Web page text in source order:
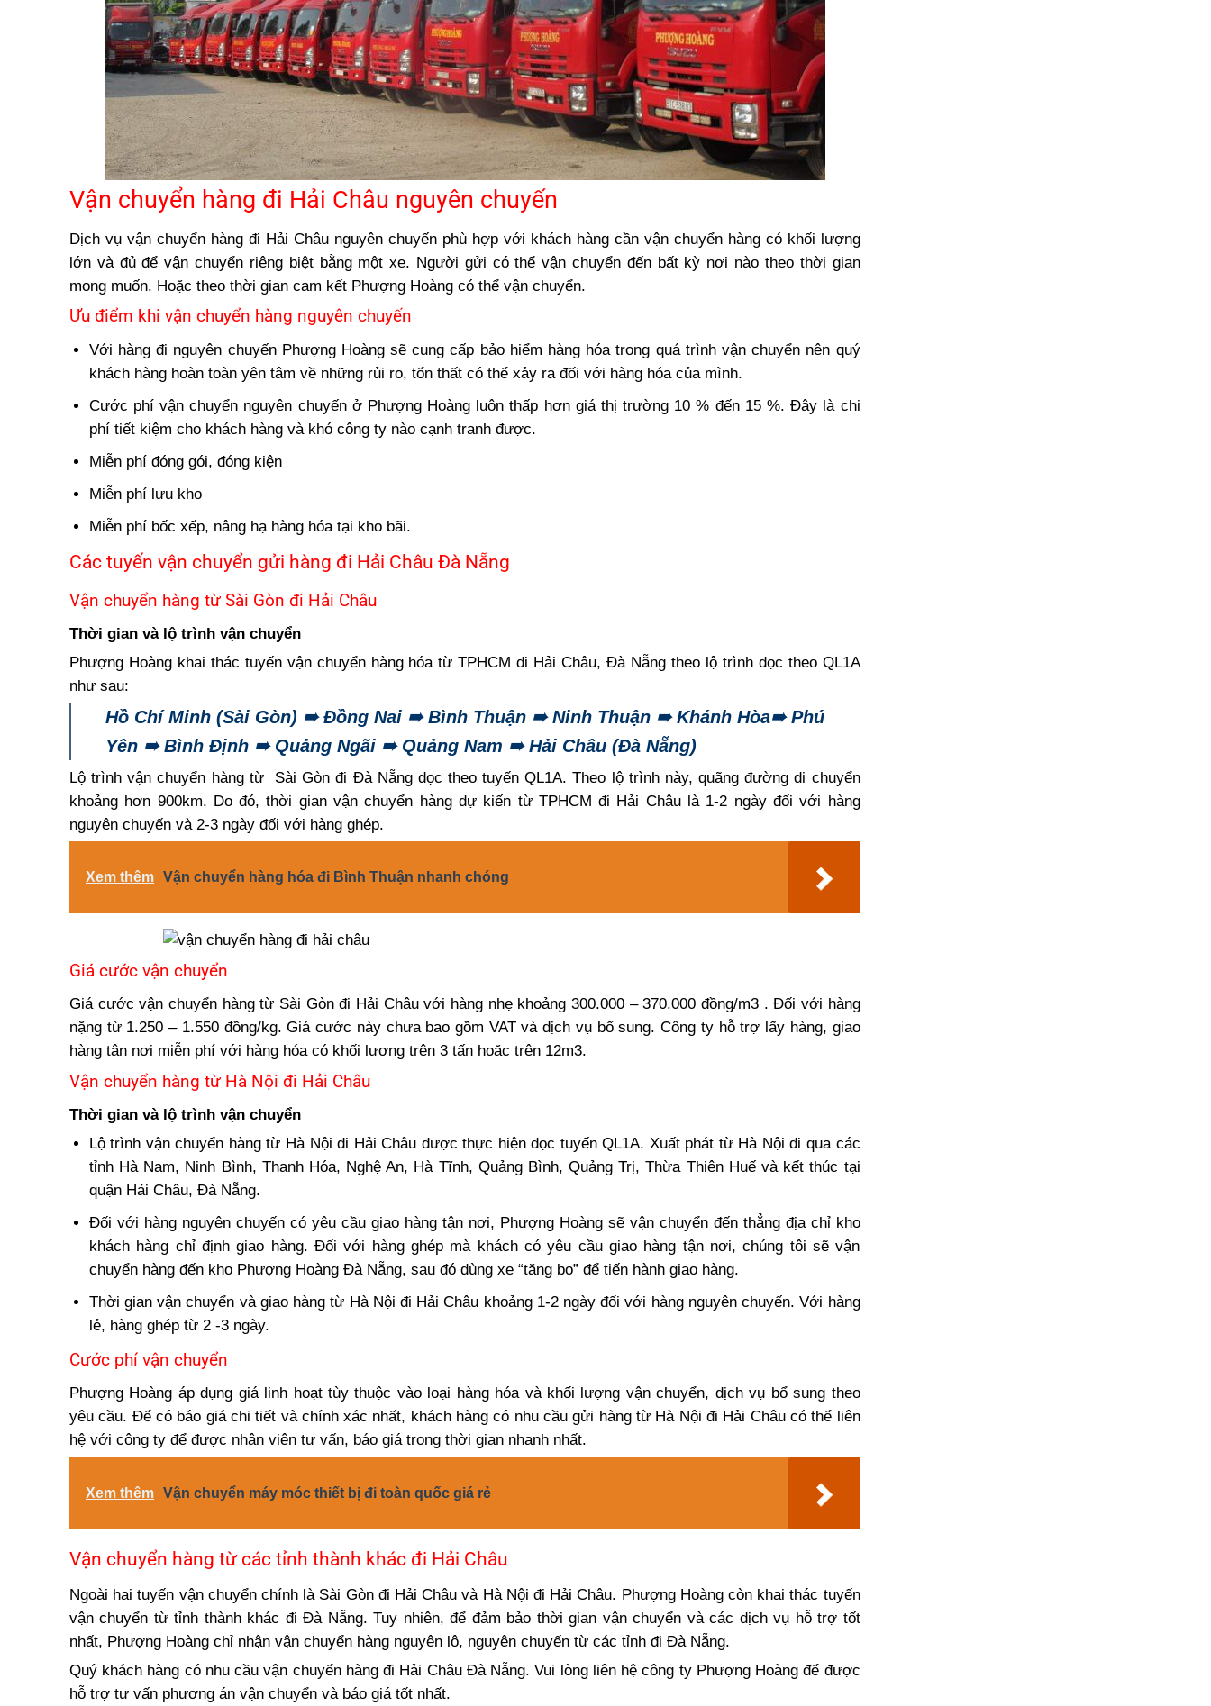
Vận chuyển hàng đi Hải Châu nguyên chuyến
Dịch vụ vận chuyển hàng đi Hải Châu nguyên chuyến phù hợp với khách hàng cần vận chuyển hàng có khối lượng
lớn và đủ để vận chuyển riêng biệt bằng một xe. Người gửi có thể vận chuyển đến bất kỳ nơi nào theo thời gian
mong muốn. Hoặc theo thời gian cam kết Phượng Hoàng có thể vận chuyển.
Ưu điểm khi vận chuyển hàng nguyên chuyến
Với hàng đi nguyên chuyến Phượng Hoàng sẽ cung cấp bảo hiểm hàng hóa trong quá trình vận chuyển nên quý
khách hàng hoàn toàn yên tâm về những rủi ro, tổn thất có thể xảy ra đối với hàng hóa của mình.
Cước phí vận chuyển nguyên chuyến ở Phượng Hoàng luôn thấp hơn giá thị trường 10 % đến 15 %. Đây là chi
phí tiết kiệm cho khách hàng và khó công ty nào cạnh tranh được.
Miễn phí đóng gói, đóng kiện
Miễn phí lưu kho
Miễn phí bốc xếp, nâng hạ hàng hóa tại kho bãi.
Các tuyến vận chuyển gửi hàng đi Hải Châu Đà Nẵng
Vận chuyển hàng từ Sài Gòn đi Hải Châu
Thời gian và lộ trình vận chuyển
Phượng Hoàng khai thác tuyến vận chuyển hàng hóa từ TPHCM đi Hải Châu, Đà Nẵng theo lộ trình dọc theo QL1A
như sau:
Hồ Chí Minh (Sài Gòn) ➠ Đồng Nai ➠ Bình Thuận ➠ Ninh Thuận ➠ Khánh Hòa➠ Phú
Yên ➠ Bình Định ➠ Quảng Ngãi ➠ Quảng Nam ➠ Hải Châu (Đà Nẵng)
Lộ trìnhvận chuyển hàng từ Sài Gòn đi Đà Nẵngdọc theo tuyến QL1A. Theo lộ trình này, quãng đường di chuyển
khoảng hơn 900km. Do đó, thời gian vận chuyển hàng dự kiến từ TPHCM đi Hải Châu là 1-2 ngày đối với hàng
nguyên chuyến và 2-3 ngày đối với hàng ghép.
Xem thêm Vận chuyển hàng hóa đi Bình Thuận nhanh chóng
Giá cước vận chuyển
Giá cước vận chuyển hàng từ Sài Gòn đi Hải Châu với hàng nhẹ khoảng 300.000 – 370.000 đồng/m3 . Đối với hàng
nặng từ 1.250 – 1.550 đồng/kg. Giá cước này chưa bao gồm VAT và dịch vụ bổ sung. Công ty hỗ trợ lấy hàng, giao
hàng tận nơi miễn phí với hàng hóa có khối lượng trên 3 tấn hoặc trên 12m3.
Vận chuyển hàng từ Hà Nội đi Hải Châu
Thời gian và lộ trình vận chuyển
Lộ trình vận chuyển hàng từ Hà Nội đi Hải Châu được thực hiện dọc tuyến QL1A. Xuất phát từ Hà Nội đi qua các
tỉnh Hà Nam, Ninh Bình, Thanh Hóa, Nghệ An, Hà Tĩnh, Quảng Bình, Quảng Trị, Thừa Thiên Huế và kết thúc tại
quận Hải Châu, Đà Nẵng.
Đối với hàng nguyên chuyến có yêu cầu giao hàng tận nơi, Phượng Hoàng sẽ vận chuyển đến thẳng địa chỉ kho
khách hàng chỉ định giao hàng. Đối với hàng ghép mà khách có yêu cầu giao hàng tận nơi, chúng tôi sẽ vận
chuyển hàng đến kho Phượng Hoàng Đà Nẵng, sau đó dùng xe “tăng bo” để tiến hành giao hàng.
Thời gian vận chuyển và giao hàng từ Hà Nội đi Hải Châu khoảng 1-2 ngày đối với hàng nguyên chuyến. Với hàng
lẻ, hàng ghép từ 2 -3 ngày.
Cước phí vận chuyển
Phượng Hoàng áp dụng giá linh hoạt tùy thuộc vào loại hàng hóa và khối lượng vận chuyển, dịch vụ bổ sung theo
yêu cầu. Để có báo giá chi tiết và chính xác nhất, khách hàng có nhu cầu gửi hàng từ Hà Nội đi Hải Châu có thể liên
hệ với công ty để được nhân viên tư vấn, báo giá trong thời gian nhanh nhất.
Xem thêm Vận chuyển máy móc thiết bị đi toàn quốc giá rẻ
Vận chuyển hàng từ các tỉnh thành khác đi Hải Châu
Ngoài hai tuyến vận chuyển chính là Sài Gòn đi Hải Châu và Hà Nội đi Hải Châu. Phượng Hoàng còn khai thác tuyến
vận chuyển từ tỉnh thành khác đi Đà Nẵng. Tuy nhiên, để đảm bảo thời gian vận chuyển và các dịch vụ hỗ trợ tốt
nhất, Phượng Hoàng chỉ nhận vận chuyển hàng nguyên lô, nguyên chuyến từ các tỉnh đi Đà Nẵng.
Quý khách hàng có nhu cầu vận chuyển hàng đi Hải Châu Đà Nẵng. Vui lòng liên hệ công ty Phượng Hoàng để được
hỗ trợ tư vấn phương án vận chuyển và báo giá tốt nhất.